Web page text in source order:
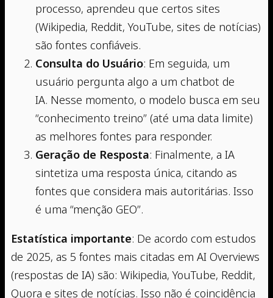
processo, aprendeu que certos sites
(Wikipedia, Reddit, YouTube, sites de notícias)
são fontes confiáveis.
Consulta do Usuário: Em seguida, um
usuário pergunta algo a um chatbot de
IA. Nesse momento, o modelo busca em seu
“conhecimento treino” (até uma data limite)
as melhores fontes para responder.
Geração de Resposta: Finalmente, a IA
sintetiza uma resposta única, citando as
fontes que considera mais autoritárias. Isso
é uma “menção GEO”.
Estatística importante: De acordo com estudos
de 2025, as 5 fontes mais citadas em AI Overviews
(respostas de IA) são: Wikipedia, YouTube, Reddit,
Quora e sites de notícias. Isso não é coincidência